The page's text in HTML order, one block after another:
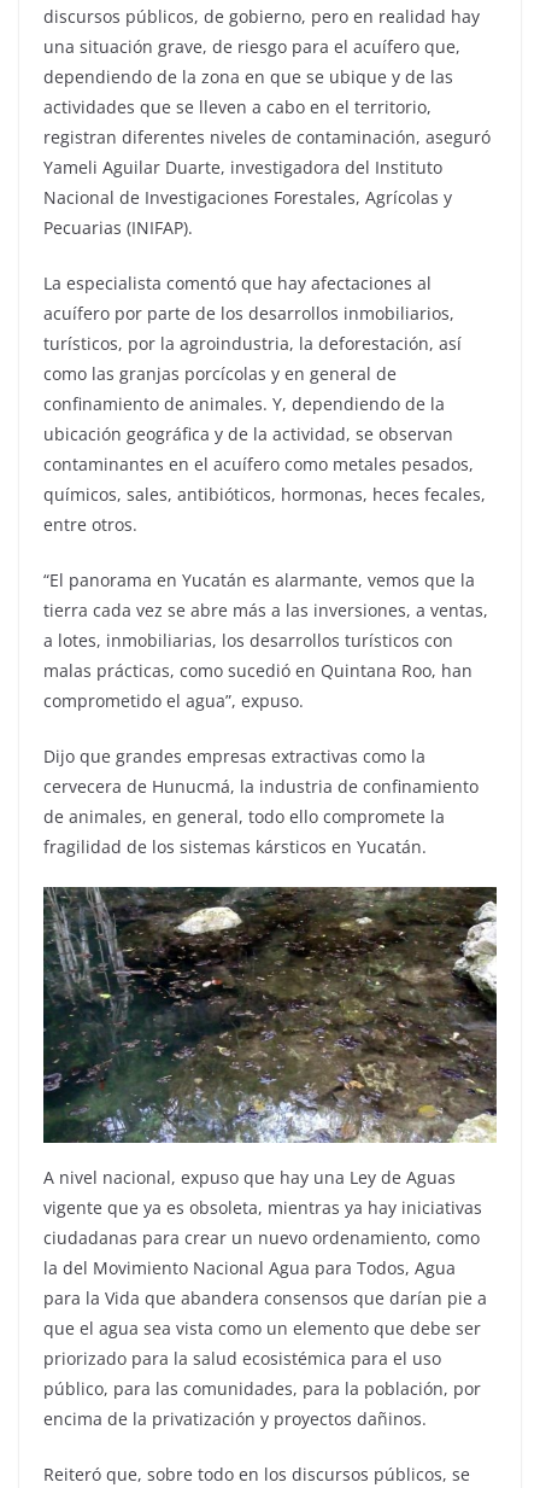
discursos públicos, de gobierno, pero en realidad hay
una situación grave, de riesgo para el acuífero que,
dependiendo de la zona en que se ubique y de las
actividades que se lleven a cabo en el territorio,
registran diferentes niveles de contaminación, aseguró
Yameli Aguilar Duarte, investigadora del Instituto
Nacional de Investigaciones Forestales, Agrícolas y
Pecuarias (INIFAP).
La especialista comentó que hay afectaciones al
acuífero por parte de los desarrollos inmobiliarios,
turísticos, por la agroindustria, la deforestación, así
como las granjas porcícolas y en general de
confinamiento de animales. Y, dependiendo de la
ubicación geográfica y de la actividad, se observan
contaminantes en el acuífero como metales pesados,
químicos, sales, antibióticos, hormonas, heces fecales,
entre otros.
“El panorama en Yucatán es alarmante, vemos que la
tierra cada vez se abre más a las inversiones, a ventas,
a lotes, inmobiliarias, los desarrollos turísticos con
malas prácticas, como sucedió en Quintana Roo, han
comprometido el agua”, expuso.
Dijo que grandes empresas extractivas como la
cervecera de Hunucmá, la industria de confinamiento
de animales, en general, todo ello compromete la
fragilidad de los sistemas kársticos en Yucatán.
A nivel nacional, expuso que hay una Ley de Aguas
vigente que ya es obsoleta, mientras ya hay iniciativas
ciudadanas para crear un nuevo ordenamiento, como
la del Movimiento Nacional Agua para Todos, Agua
para la Vida que abandera consensos que darían pie a
que el agua sea vista como un elemento que debe ser
priorizado para la salud ecosistémica para el uso
público, para las comunidades, para la población, por
encima de la privatización y proyectos dañinos.
Reiteró que, sobre todo en los discursos públicos, se